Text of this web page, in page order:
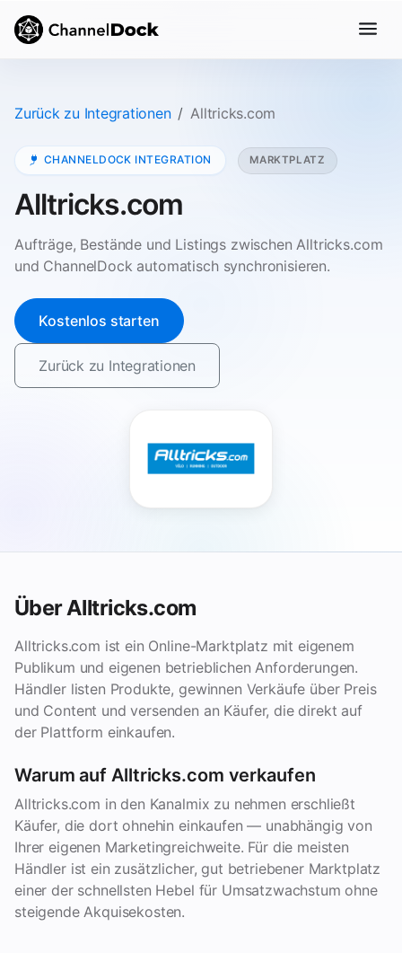
Zurück zu Integrationen Alltricks.com
CHANNELDOCK INTEGRATION MARKTPLATZ
Alltricks.com
Aufträge, Bestände und Listings zwischen Alltricks.com
und ChannelDock automatisch synchronisieren.
Kostenlos starten
Zurück zu Integrationen
Über Alltricks.com
Alltricks.com ist ein Online-Marktplatz mit eigenem
Publikum und eigenen betrieblichen Anforderungen.
Händler listen Produkte, gewinnen Verkäufe über Preis
und Content und versenden an Käufer, die direkt auf
der Plattform einkaufen.
Warum auf Alltricks.com verkaufen
Alltricks.com in den Kanalmix zu nehmen erschließt
Käufer, die dort ohnehin einkaufen — unabhängig von
Ihrer eigenen Marketingreichweite. Für die meisten
Händler ist ein zusätzlicher, gut betriebener Marktplatz
einer der schnellsten Hebel für Umsatzwachstum ohne
steigende Akquisekosten.